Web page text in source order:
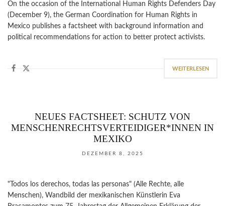
On the occasion of the International Human Rights Defenders Day
(December 9), the German Coordination for Human Rights in
Mexico publishes a factsheet with background information and
political recommendations for action to better protect activists.
WEITERLESEN
NEUES FACTSHEET: SCHUTZ VON
MENSCHENRECHTSVERTEIDIGER*INNEN IN
MEXIKO
DEZEMBER 8, 2025
"Todos los derechos, todas las personas" (Alle Rechte, alle
Menschen), Wandbild der mexikanischen Künstlerin Eva